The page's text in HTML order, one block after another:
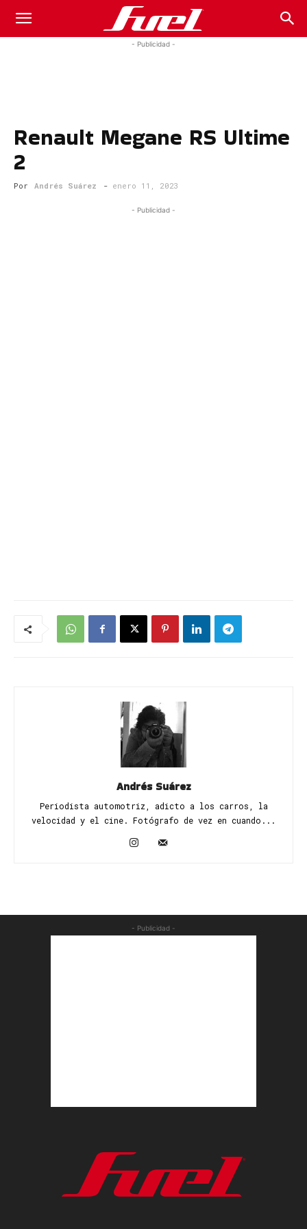
Fuel
Magazine
- Publicidad -
Renault Megane RS Ultime
2
Por Andrés Suárez - enero 11, 2023
- Publicidad -
Andrés Suárez
Periodista automotriz, adicto a los carros, la
velocidad y el cine. Fotógrafo de vez en cuando...
- Publicidad -